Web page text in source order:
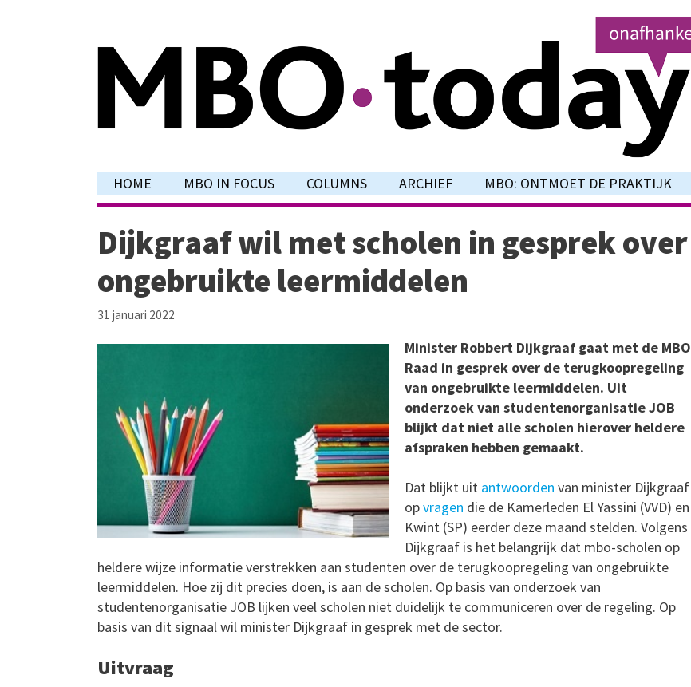
HOME MBO IN FOCUS COLUMNS ARCHIEF MBO: ONTMOET DE PRAKTIJK
Dijkgraaf wil met scholen in gesprek over
ongebruikte leermiddelen
31 januari 2022
Minister Robbert Dijkgraaf gaat met de MBO
Raad in gesprek over de terugkoopregeling
van ongebruikte leermiddelen. Uit
onderzoek van studentenorganisatie JOB
blijkt dat niet alle scholen hierover heldere
afspraken hebben gemaakt.
Dat blijkt uit antwoorden van minister Dijkgraaf
opvragen die de Kamerleden El Yassini (VVD) en
Kwint (SP) eerder deze maand stelden. Volgens
Dijkgraaf is het belangrijk dat mbo-scholen op
heldere wijze informatie verstrekken aan studenten over de terugkoopregeling van ongebruikte
leermiddelen. Hoe zij dit precies doen, is aan de scholen. Op basis van onderzoek van
studentenorganisatie JOB lijken veel scholen niet duidelijk te communiceren over de regeling. Op
basis van dit signaal wil minister Dijkgraaf in gesprek met de sector.
Uitvraag